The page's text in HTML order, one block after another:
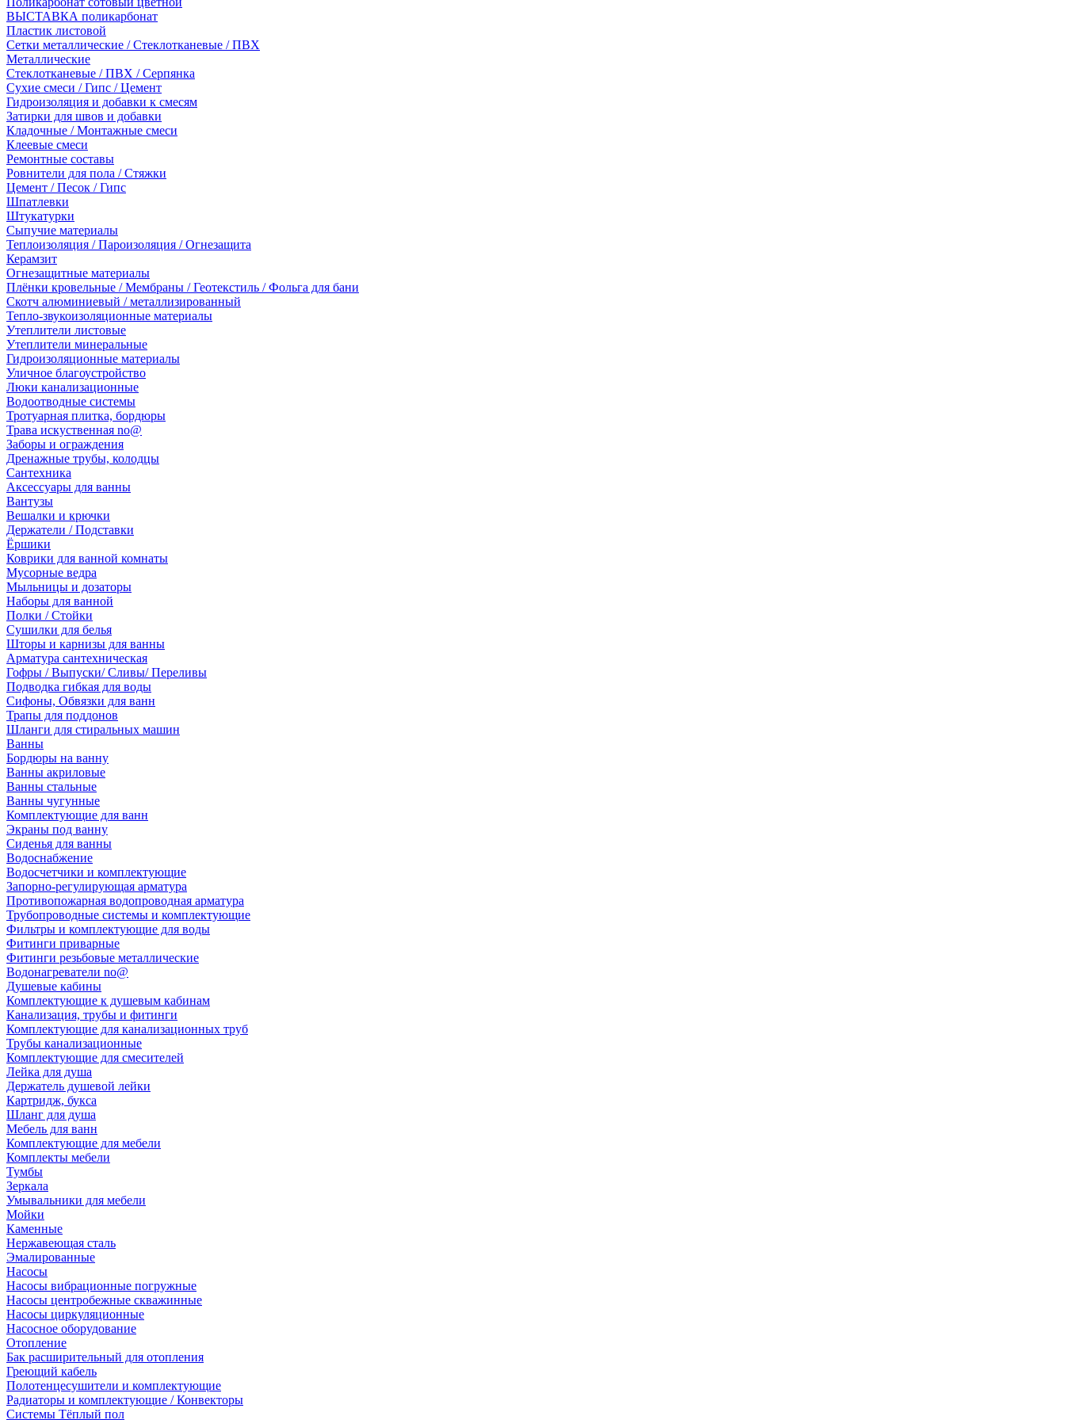
ВЫСТАВКА поликарбонат
Пластик листовой
Сетки металлические / Стеклотканевые / ПВХ
Металлические
Стеклотканевые / ПВХ / Серпянка
Сухие смеси / Гипс / Цемент
Гидроизоляция и добавки к смесям
Затирки для швов и добавки
Кладочные / Монтажные смеси
Клеевые смеси
Ремонтные составы
Ровнители для пола / Стяжки
Цемент / Песок / Гипс
Шпатлевки
Штукатурки
Сыпучие материалы
Теплоизоляция / Пароизоляция / Огнезащита
Керамзит
Огнезащитные материалы
Плёнки кровельные / Мембраны / Геотекстиль / Фольга для бани
Скотч алюминиевый / металлизированный
Тепло-звукоизоляционные материалы
Утеплители листовые
Утеплители минеральные
Гидроизоляционные материалы
Уличное благоустройство
Люки канализационные
Водоотводные системы
Тротуарная плитка, бордюры
Трава искуственная no@
Заборы и ограждения
Дренажные трубы, колодцы
Сантехника
Аксессуары для ванны
Вантузы
Вешалки и крючки
Держатели / Подставки
Ёршики
Коврики для ванной комнаты
Мусорные ведра
Мыльницы и дозаторы
Наборы для ванной
Полки / Стойки
Сушилки для белья
Шторы и карнизы для ванны
Арматура сантехническая
Гофры / Выпуски/ Сливы/ Переливы
Подводка гибкая для воды
Сифоны, Обвязки для ванн
Трапы для поддонов
Шланги для стиральных машин
Ванны
Бордюры на ванну
Ванны акриловые
Ванны стальные
Ванны чугунные
Комплектующие для ванн
Экраны под ванну
Сиденья для ванны
Водоснабжение
Водосчетчики и комплектующие
Запорно-регулирующая арматура
Противопожарная водопроводная арматура
Трубопроводные системы и комплектующие
Фильтры и комплектующие для воды
Фитинги приварные
Фитинги резьбовые металлические
Водонагреватели no@
Душевые кабины
Комплектующие к душевым кабинам
Канализация, трубы и фитинги
Комплектующие для канализационных труб
Трубы канализационные
Комплектующие для смесителей
Лейка для душа
Держатель душевой лейки
Картридж, букса
Шланг для душа
Мебель для ванн
Комплектующие для мебели
Комплекты мебели
Тумбы
Зеркала
Умывальники для мебели
Мойки
Каменные
Нержавеющая сталь
Эмалированные
Насосы
Насосы вибрационные погружные
Насосы центробежные скважинные
Насосы циркуляционные
Насосное оборудование
Отопление
Бак расширительный для отопления
Греющий кабель
Полотенцесушители и комплектующие
Радиаторы и комплектующие / Конвекторы
Системы Тёплый пол